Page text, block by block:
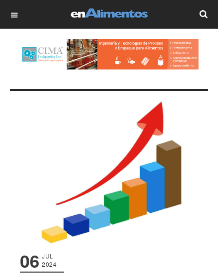
OFF CANVAS
06 JUL
2024